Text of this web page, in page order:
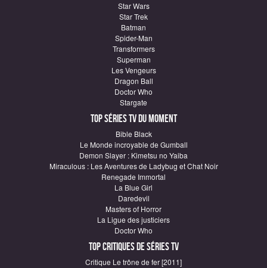
Star Wars
Star Trek
Batman
Spider-Man
Transformers
Superman
Les Vengeurs
Dragon Ball
Doctor Who
Stargate
Top Séries TV du moment
Bible Black
Le Monde incroyable de Gumball
Demon Slayer : Kimetsu no Yaiba
Miraculous : Les Aventures de Ladybug et Chat Noir
Renegade Immortal
La Blue Girl
Daredevil
Masters of Horror
La Ligue des justiciers
Doctor Who
Top critiques de Séries TV
Critique Le trône de fer [2011]